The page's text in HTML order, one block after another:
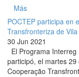
Más
POCTEP participa en
Transfronteriza de
30 Jun 2021
El Programa
participó, el martes
Cooperação